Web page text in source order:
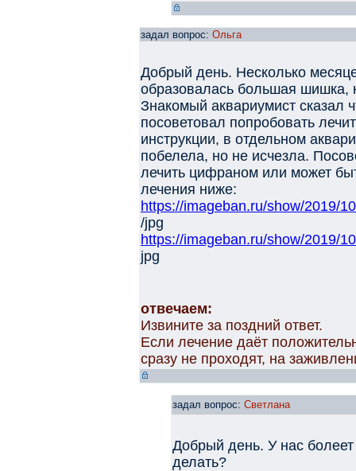
задал вопрос: Ольга
Добрый день. Несколько
образовалась большая шишка,
Знакомый аквариумист сказал
посоветовал попробовать
инструкции, в отдельном
побелела, но не исчезла.
лечить цифраном или может
лечения ниже:
https://imageban.ru/show/2019/
/jpg
https://imageban.ru/show/2019/
jpg
отвечаем:
Извините за поздний ответ.
Если лечение даёт
сразу не проходят, на
задал вопрос: Светлана
Добрый день. У нас
делать?